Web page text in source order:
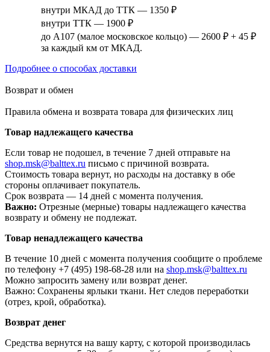
внутри МКАД до ТТК — 1350 ₽
внутри ТТК — 1900 ₽
до А107 (малое московское кольцо) — 2600 ₽ + 45 ₽
за каждый км от МКАД.
Подробнее о способах доставки
Возврат и обмен
Правила обмена и возврата товара для физических лиц
Товар надлежащего качества
Если товар не подошел, в течение 7 дней отправьте на
shop.msk@balttex.ru письмо с причиной возврата.
Стоимость товара вернут, но расходы на доставку в обе
стороны оплачивает покупатель.
Срок возврата — 14 дней с момента получения.
Важно: Отрезные (мерные) товары надлежащего качества
возврату и обмену не подлежат.
Товар ненадлежащего качества
В течение 10 дней с момента получения сообщите о проблеме
по телефону +7 (495) 198-68-28 или на shop.msk@balttex.ru
Можно запросить замену или возврат денег.
Важно: Сохранены ярлыки ткани. Нет следов переработки
(отрез, крой, обработка).
Возврат денег
Средства вернутся на вашу карту, с которой производилась